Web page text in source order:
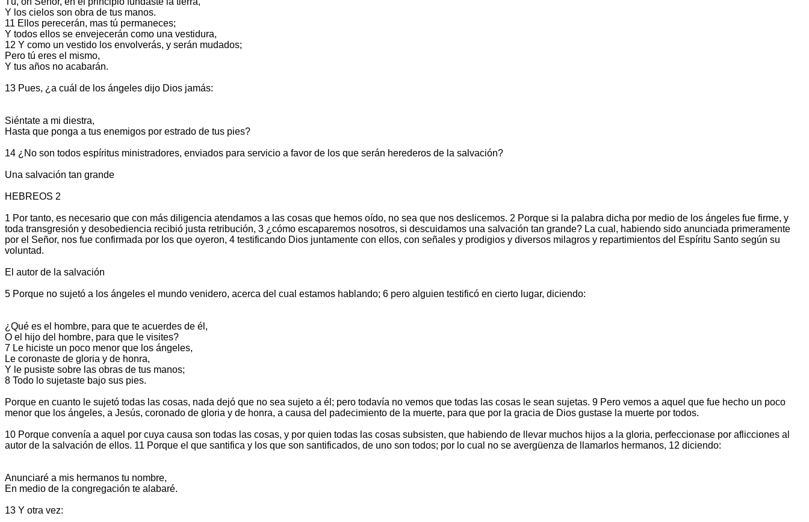
Y los cielos son obra de tus manos.
11 Ellos perecerán, mas tú permaneces;
Y todos ellos se envejecerán como una vestidura,
12 Y como un vestido los envolverás, y serán mudados;
Pero tú eres el mismo,
Y tus años no acabarán.
13 Pues, ¿a cuál de los ángeles dijo Dios jamás:
Siéntate a mi diestra,
Hasta que ponga a tus enemigos por estrado de tus pies?
14 ¿No son todos espíritus ministradores, enviados para servicio a favor de los que serán herederos de la salvación?
Una salvación tan grande
HEBREOS 2
1 Por tanto, es necesario que con más diligencia atendamos a las cosas que hemos oído, no sea que nos deslicemos. 2 Porque si la palabra dicha por medio de los ángeles fue firme, y
toda transgresión y desobediencia recibió justa retribución, 3 ¿cómo escaparemos nosotros, si descuidamos una salvación tan grande? La cual, habiendo sido anunciada primeramente
por el Señor, nos fue confirmada por los que oyeron, 4 testificando Dios juntamente con ellos, con señales y prodigios y diversos milagros y repartimientos del Espíritu Santo según su
voluntad.
El autor de la salvación
5 Porque no sujetó a los ángeles el mundo venidero, acerca del cual estamos hablando; 6 pero alguien testificó en cierto lugar, diciendo:
¿Qué es el hombre, para que te acuerdes de él,
O el hijo del hombre, para que le visites?
7 Le hiciste un poco menor que los ángeles,
Le coronaste de gloria y de honra,
Y le pusiste sobre las obras de tus manos;
8 Todo lo sujetaste bajo sus pies.
Porque en cuanto le sujetó todas las cosas, nada dejó que no sea sujeto a él; pero todavía no vemos que todas las cosas le sean sujetas. 9 Pero vemos a aquel que fue hecho un poco
menor que los ángeles, a Jesús, coronado de gloria y de honra, a causa del padecimiento de la muerte, para que por la gracia de Dios gustase la muerte por todos.
10 Porque convenía a aquel por cuya causa son todas las cosas, y por quien todas las cosas subsisten, que habiendo de llevar muchos hijos a la gloria, perfeccionase por aflicciones al
autor de la salvación de ellos. 11 Porque el que santifica y los que son santificados, de uno son todos; por lo cual no se avergüenza de llamarlos hermanos, 12 diciendo:
Anunciaré a mis hermanos tu nombre,
En medio de la congregación te alabaré.
13 Y otra vez: